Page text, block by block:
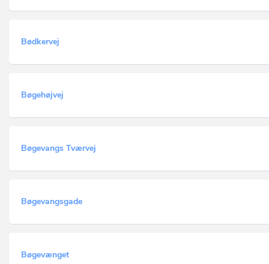
Bødkervej
Bøgehøjvej
Bøgevangs Tværvej
Bøgevangsgade
Bøgevænget